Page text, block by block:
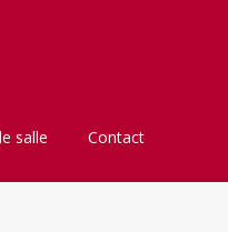
salle Contact